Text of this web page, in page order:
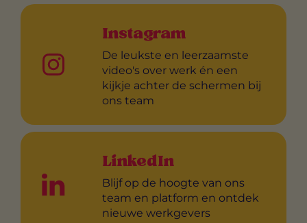
Instagram
De leukste en leerzaamste
video's over werk én een
kijkje achter de schermen bij
ons team
LinkedIn
Blijf op de hoogte van ons
team en platform en ontdek
nieuwe werkgevers